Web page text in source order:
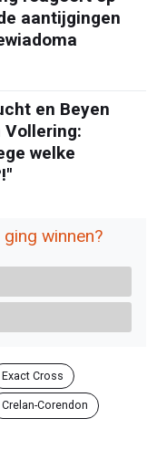
aantijgingen
en Beyen
Vollering:
welke
winnen?
Exact Cross
Crelan-Corendon